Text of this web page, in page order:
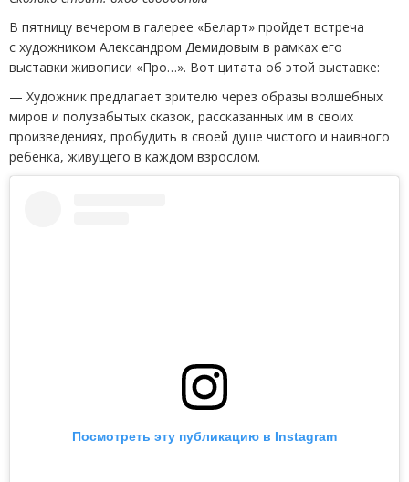
В пятницу вечером в галерее «Беларт» пройдет встреча
с художником Александром Демидовым в рамках его
выставки живописи «Про…». Вот цитата об этой выставке:
— Художник предлагает зрителю через образы волшебных
миров и полузабытых сказок, рассказанных им в своих
произведениях, пробудить в своей душе чистого и наивного
ребенка, живущего в каждом взрослом.
Посмотреть эту публикацию в Instagram